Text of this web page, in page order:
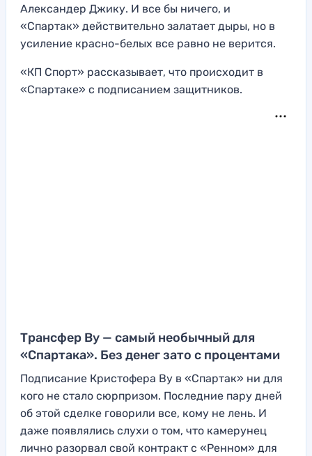
Александер Джику. И все бы ничего, и
«Спартак» действительно залатает дыры, но в
усиление красно-белых все равно не верится.
«КП Спорт» рассказывает, что происходит в
«Спартаке» с подписанием защитников.
Трансфер Ву — самый необычный для
«Спартака». Без денег зато с процентами
Подписание Кристофера Ву в «Спартак» ни для
кого не стало сюрпризом. Последние пару дней
об этой сделке говорили все, кому не лень. И
даже появлялись слухи о том, что камерунец
лично разорвал свой контракт с «Ренном» для